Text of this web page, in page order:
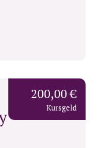
200,00 €
Kursgeld